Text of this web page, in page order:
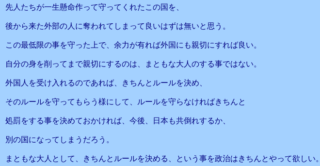
先人たちが一生懸命作って守ってくれたこの国を、
後から来た外部の人に奪われてしまって良いはずは無いと思う。
この最低限の事を守った上で、余力が有れば外国にも親切にすれば良い。
自分の身を削ってまで親切にするのは、まともな大人のする事ではない。
外国人を受け入れるのであれば、きちんとルールを決め、
そのルールを守ってもらう様にして、ルールを守らなければきちんと
処罰をする事を決めておかければ、今後、日本も共倒れするか、
別の国になってしまうだろう。
まともな大人として、きちんとルールを決める、という事を政治はきちんとやって欲しい。